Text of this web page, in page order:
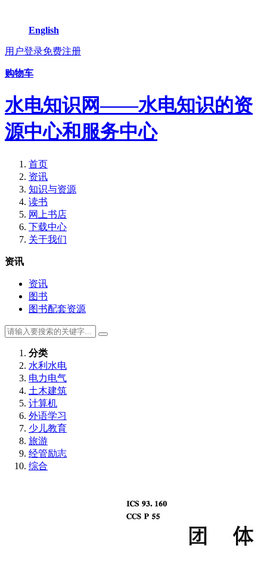
English
用户登录免费注册
购物车
水电知识网——水电知识的资
源中心和服务中心
首页
资讯
知识与资源
读书
网上书店
下载中心
关于我们
资讯
资讯
图书
图书配套资源
分类
水利水电
电力电气
土木建筑
计算机
外语学习
少儿教育
旅游
经管励志
综合